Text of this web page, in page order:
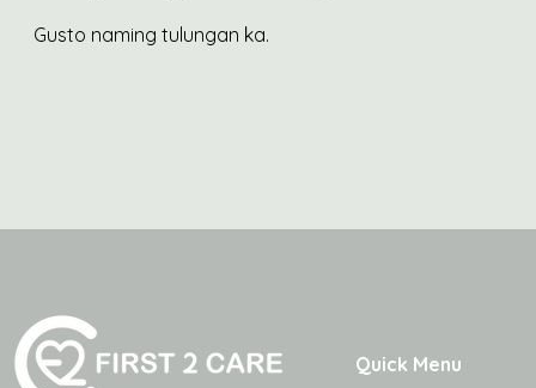
Gusto naming tulungan ka.
Quick Menu